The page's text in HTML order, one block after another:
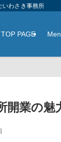
いわさき事務所
TOP PAGE
開業の魅